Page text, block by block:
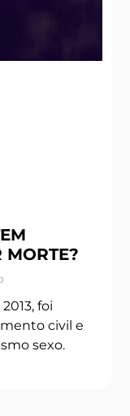
MORTE?
foi
civil e
sexo.